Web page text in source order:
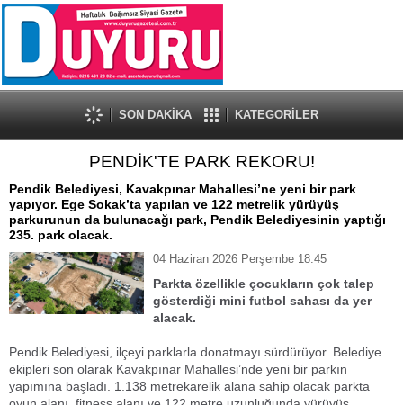
SON DAKİKA KATEGORİLER
PENDİK'TE PARK REKORU!
Pendik Belediyesi, Kavakpınar Mahallesi’ne yeni bir park
yapıyor. Ege Sokak’ta yapılan ve 122 metrelik yürüyüş
parkurunun da bulunacağı park, Pendik Belediyesinin yaptığı
235. park olacak.
04 Haziran 2026 Perşembe 18:45
Parkta özellikle çocukların çok talep
gösterdiği mini futbol sahası da yer
alacak.
Pendik Belediyesi, ilçeyi parklarla donatmayı sürdürüyor. Belediye
ekipleri son olarak Kavakpınar Mahallesi’nde yeni bir parkın
yapımına başladı. 1.138 metrekarelik alana sahip olacak parkta